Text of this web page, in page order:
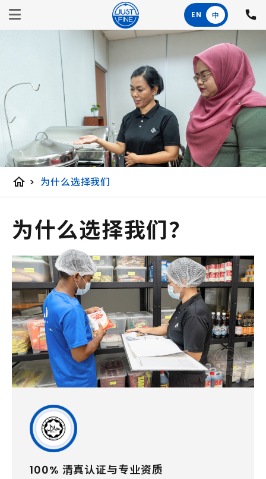
EN 中
home > 为什么选择我们
为什么选择我们？
100% 清真认证与专业资质